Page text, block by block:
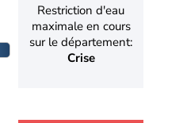
Restriction d'eau
maximale en cours
sur le département:
Crise